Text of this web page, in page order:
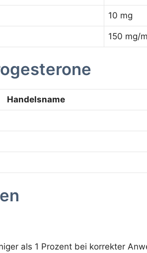
10 mg
150 mg/
Handelsname
als 1 Prozent bei korrekter